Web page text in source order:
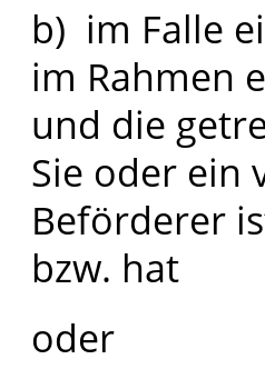
b) im Falle
im Rahmen
und die
Sie oder ein
Beförderer
bzw. hat
oder